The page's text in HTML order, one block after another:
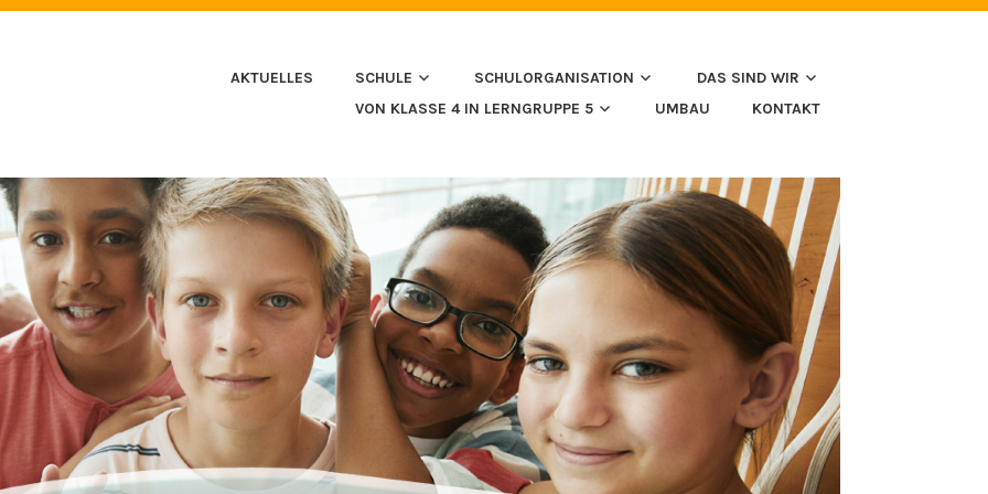
AKTUELLES SCHULE SCHULORGANISATION
DAS SIND WIR
VON KLASSE 4 IN LERNGRUPPE 5
UMBAU KONTAKT